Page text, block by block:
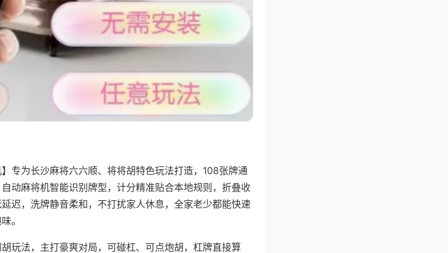
】专为长沙麻将六六顺、将将胡特色玩法打造，108张牌通
动麻将机智能识别牌型，计分精准贴合本地规则，折叠收
迟，洗牌静音柔和，不打扰家人休息，全家老少都能快速
。
玩法，主打豪爽对局，可碰杠、可点炮胡，杠牌直接算